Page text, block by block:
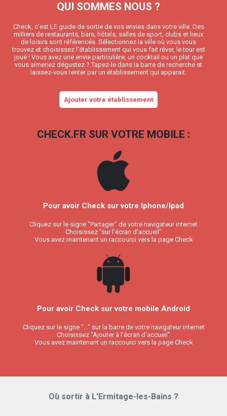
QUI SOMMES NOUS ?
Check, c’est LE guide de sortie de vos envies dans votre ville. Des
milliers de restaurants, bars, hôtels, salles de sport, clubs et lieux
de loisirs sont référencés. Sélectionnez la ville où vous vous
trouvez et choisissez l’établissement qui vous fait rêver, le tour est
joué ! Vous avez une envie particulière, un cocktail ou un plat que
vous aimeriez dégustez ? Tapez-le dans la barre de recherche et
laissez-vous tenter par un établissement qui apparait.
Ajouter votre établissement
CHECK.FR SUR VOTRE MOBILE :
Pour avoir Check sur votre Iphone/Ipad
Cliquez sur le signe "Partager" de votre navigateur internet
Choisissez "sur l'écran d'accueil"
Vous avez maintenant un raccourci vers la page Check
Pour avoir Check sur votre mobile Android
Cliquez sur le signe "..." sur la barre de votre navigateur internet
Choisissez "Ajouter à l'écran d'accueil"
Vous avez maintenant un raccourci vers la page Check
Où sortir à L'Ermitage-les-Bains ?